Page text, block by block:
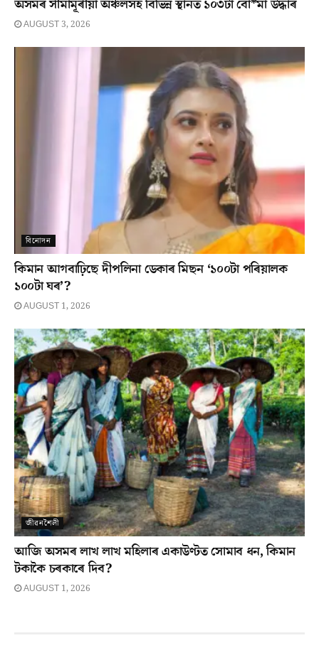
অসমৰ সীমামূৰীয়া অঞ্চলসহ বিভিন্ন স্থানত ১০৩টা বো*মা উদ্ধাৰ
AUGUST 3, 2026
বিনোদন
কিমান আগবাঢ়িছে দীপলিনা ডেকাৰ মিছন ‘১০০টা পৰিয়ালক
১০০টা ঘৰ’?
AUGUST 1, 2026
জীৱনশৈলী
আজি অসমৰ লাখ লাখ মহিলাৰ একাউণ্টত সোমাব ধন, কিমান
টকাকৈ চৰকাৰে দিব?
AUGUST 1, 2026